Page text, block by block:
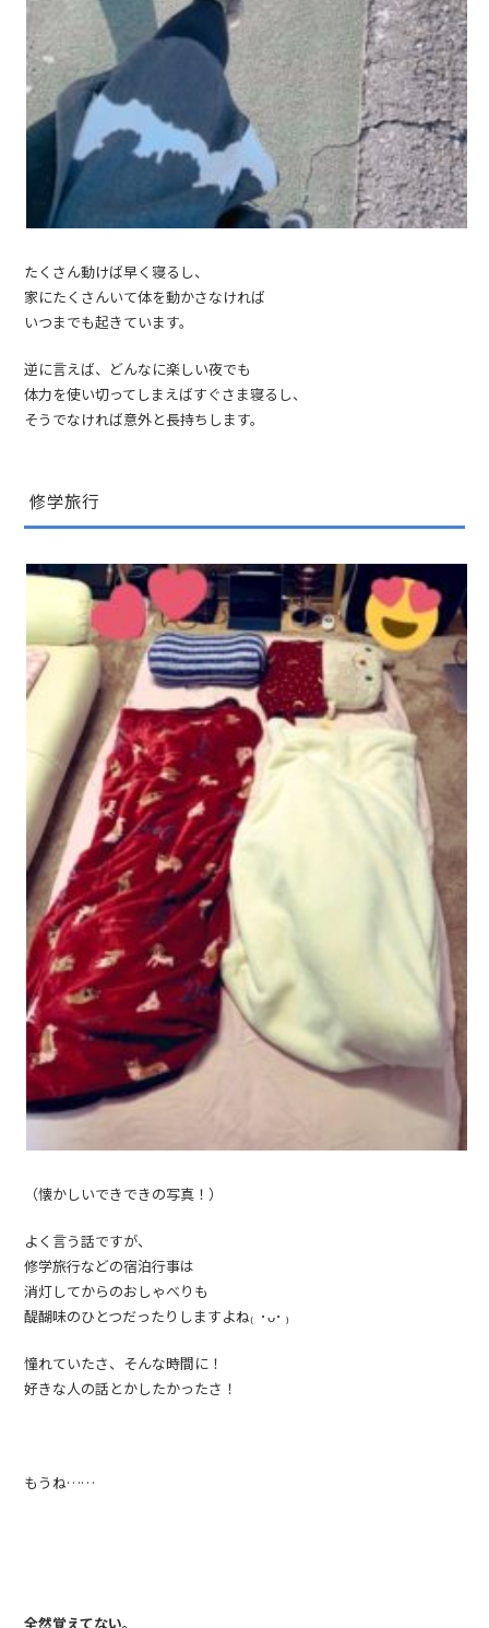
たくさん動けば早く寝るし、
家にたくさんいて体を動かさなければ
いつまでも起きています。
逆に言えば、どんなに楽しい夜でも
体力を使い切ってしまえばすぐさま寝るし、
そうでなければ意外と長持ちします。
修学旅行
（懐かしいできできの写真！）
よく言う話ですが、
修学旅行などの宿泊行事は
消灯してからのおしゃべりも
醍醐味のひとつだったりしますよね₍ ･ᴗ･ ₎
憧れていたさ、そんな時間に！
好きな人の話とかしたかったさ！
もうね……
全然覚えてない。